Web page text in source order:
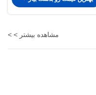
مشاهده بیشتر > >